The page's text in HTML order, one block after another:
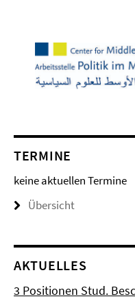
TERMINE
keine aktuellen Termine
Übersicht
AKTUELLES
3 Positionen Stud.